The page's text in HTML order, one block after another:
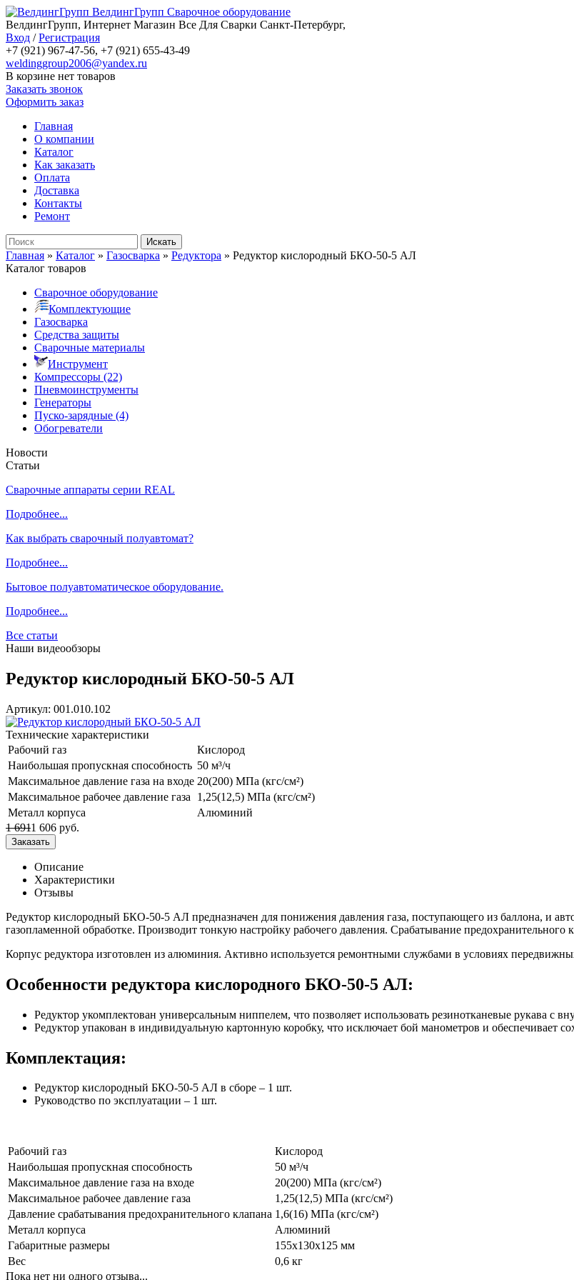
ВелдингГрупп Сварочное оборудование
ВелдингГрупп, Интернет Магазин Все Для Сварки Санкт-Петербург,
Вход /Регистрация
+7 (921) 967-47-56, +7 (921) 655-43-49
weldinggroup2006@yandex.ru
В корзине нет товаров
Заказать звонок
Оформить заказ
Главная
О компании
Каталог
Как заказать
Оплата
Доставка
Контакты
Ремонт
Главная » Каталог » Газосварка » Редуктора » Редуктор кислородный БКО-50-5 АЛ
Каталог товаров
Сварочное оборудование
Комплектующие
Газосварка
Средства защиты
Сварочные материалы
Инструмент
Компрессоры (22)
Пневмоинструменты
Генераторы
Пуско-зарядные (4)
Обогреватели
Новости
Статьи
Сварочные аппараты серии REAL
Подробнее...
Как выбрать сварочный полуавтомат?
Подробнее...
Бытовое полуавтоматическое оборудование.
Подробнее...
Все статьи
Наши видеообзоры
Редуктор кислородный БКО-50-5 АЛ
Артикул: 001.010.102
Технические характеристики
Рабочий газ
Кислород
Наибольшая пропускная способность 50 м³/ч
Максимальное давление газа на входе 20(200) МПа (кгс/см²)
Максимальное рабочее давление газа
1,25(12,5) МПа (кгс/см²)
Металл корпуса
Алюминий
1 6911 606 руб.
Описание
Характеристики
Отзывы
Редуктор кислородный БКО-50-5 АЛ предназначен для понижения давления газа, поступающего из баллона, и
газопламенной обработке. Производит тонкую настройку рабочего давления. Срабатывание
Корпус редуктора изготовлен из алюминия. Активно используется ремонтными службами в условиях
Особенности редуктора кислородного БКО-50-5 АЛ:
Редуктор укомплектован универсальным ниппелем, что позволяет использовать резинотканевые рукава с
Редуктор упакован в индивидуальную картонную коробку, что исключает бой манометров и обеспечивает
Комплектация:
Редуктор кислородный БКО-50-5 АЛ в сборе – 1 шт.
Руководство по эксплуатации – 1 шт.
Рабочий газ
Кислород
Наибольшая пропускная способность
50 м³/ч
Максимальное давление газа на входе
20(200) МПа (кгс/см²)
Максимальное рабочее давление газа
1,25(12,5) МПа (кгс/см²)
Давление срабатывания предохранительного клапана 1,6(16) МПа (кгс/см²)
Металл корпуса
Алюминий
Габаритные размеры
155х130х125 мм
Вес
0,6 кг
Пока нет ни одного отзыва...